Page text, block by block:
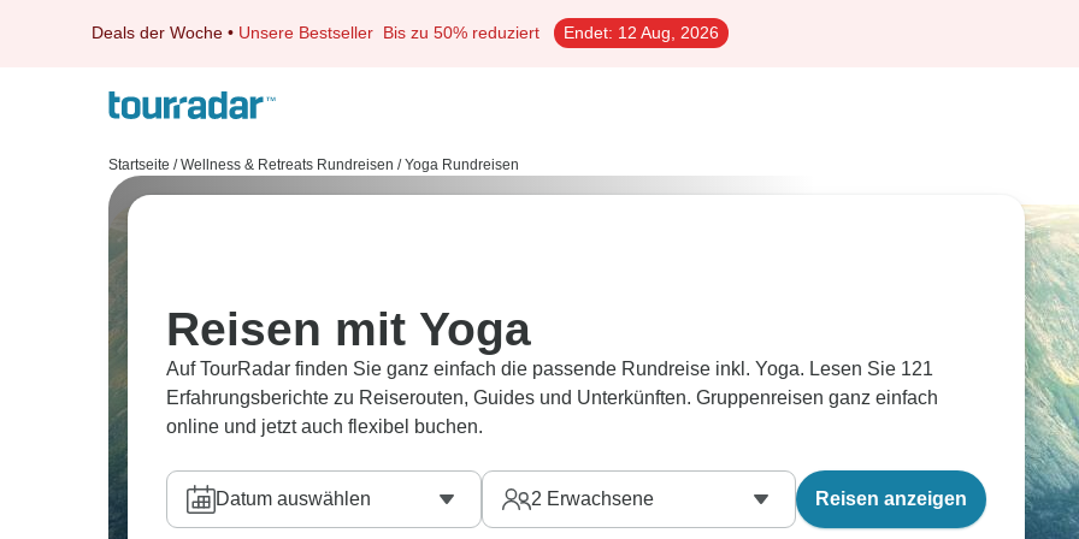
Deals der Woche • Unsere Bestseller Bis zu 50% reduziert Endet: 12 Aug, 2026
Startseite / Wellness & Retreats Rundreisen / Yoga Rundreisen
Reisen mit Yoga
Auf TourRadar finden Sie ganz einfach die passende Rundreise inkl. Yoga. Lesen Sie 121
Erfahrungsberichte zu Reiserouten, Guides und Unterkünften. Gruppenreisen ganz einfach
online und jetzt auch flexibel buchen.
Datum auswählen 2 Erwachsene Reisen anzeigen